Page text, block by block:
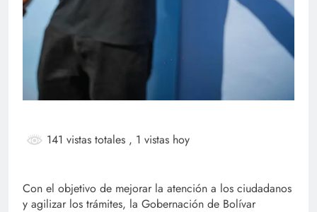
141 vistas totales , 1 vistas hoy
Con el objetivo de mejorar la atención a los ciudadanos
y agilizar los trámites, la Gobernación de Bolívar